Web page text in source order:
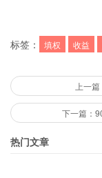
标签： 填权 收益
上一
下一篇：
热门文章